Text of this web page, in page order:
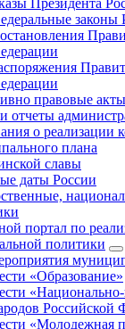
Президента
законы
правовые
отчеты
о реализации
плана
славы
даты России
портал по
политики
«Образование»
«Национально-
Российской
«Молодежная